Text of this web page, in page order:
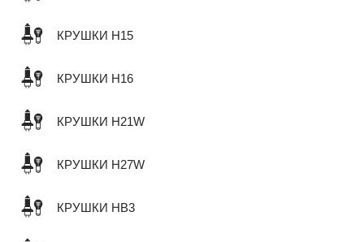
КРУШКИ H15
КРУШКИ H16
КРУШКИ H21W
КРУШКИ H27W
КРУШКИ HB3